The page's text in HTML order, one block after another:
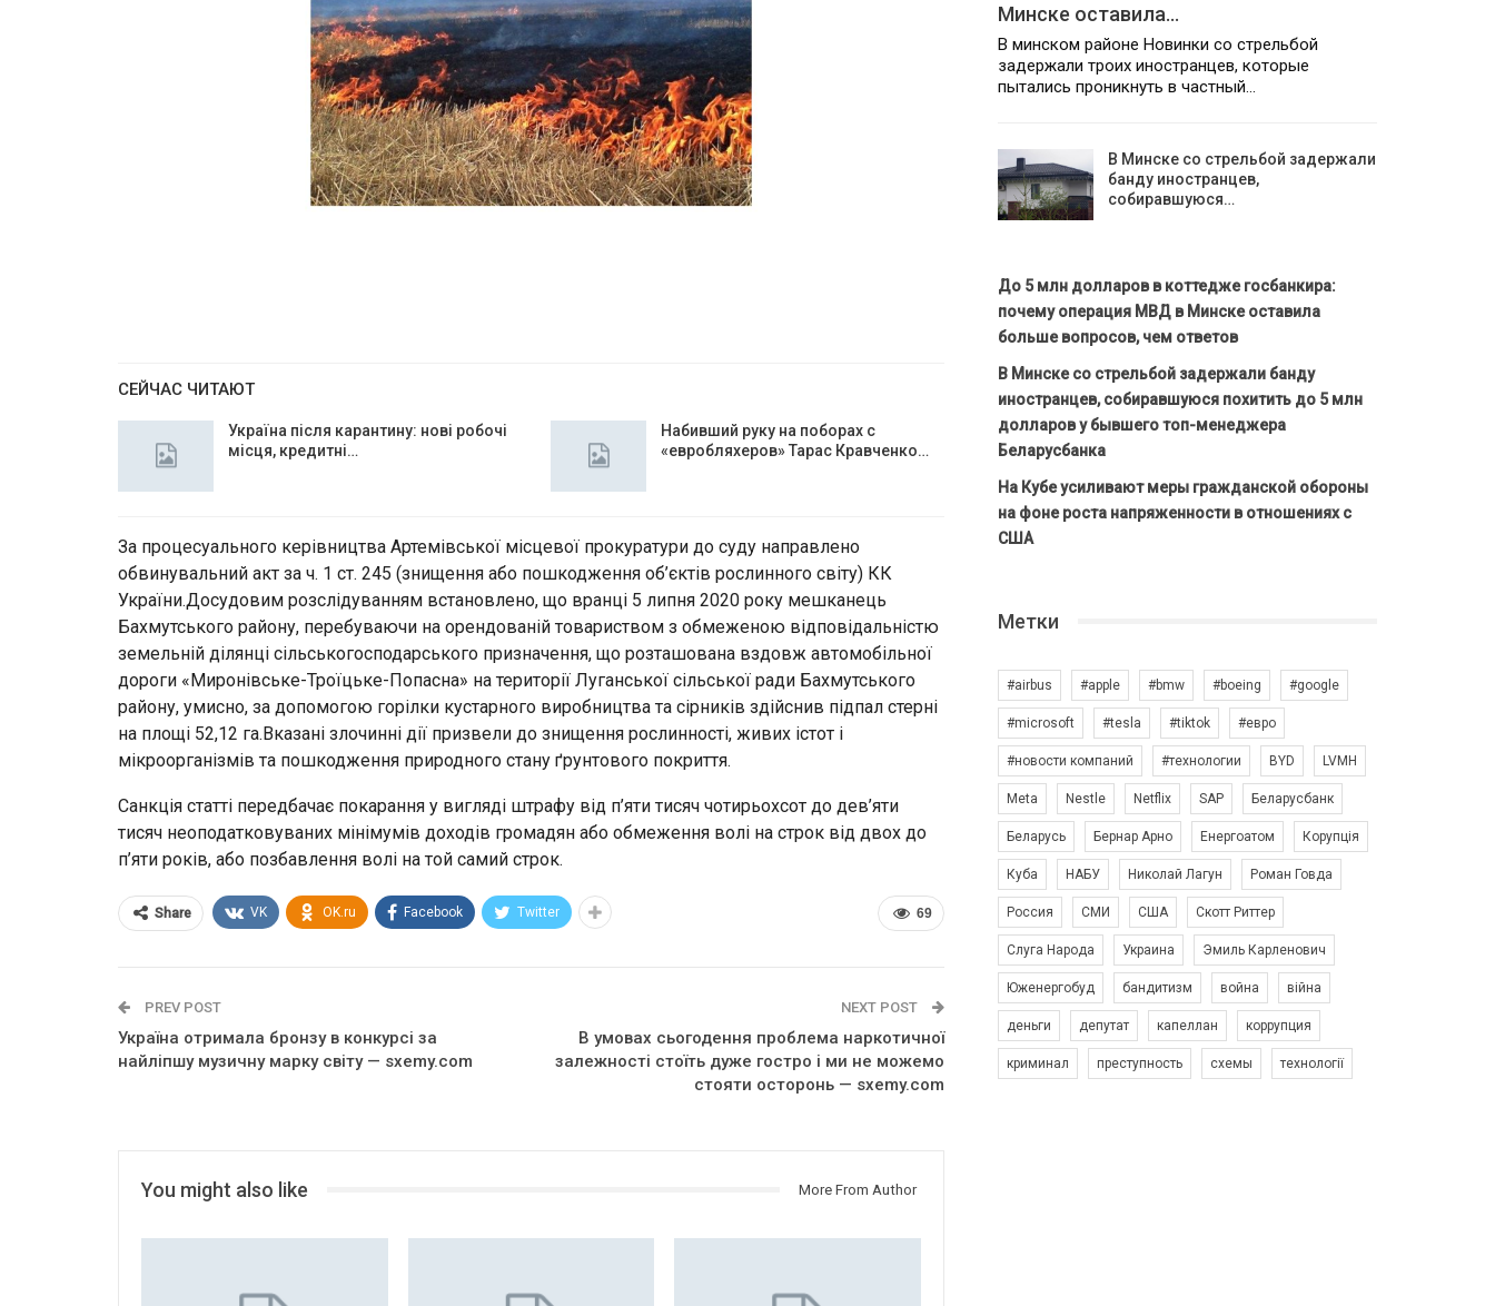
СЕЙЧАС ЧИТАЮТ
Україна після карантину: нові робочі
місця, кредитні…
Набивший руку на поборах с
«евробляхеров» Тарас Кравченко…
За процесуального керівництва Артемівської місцевої прокуратури до суду направлено
обвинувальний акт за ч. 1 ст. 245 (знищення або пошкодження об’єктів рослинного світу) КК
України.Досудовим розслідуванням встановлено, що вранці 5 липня 2020 року мешканець
Бахмутського району, перебуваючи на орендованій товариством з обмеженою відповідальністю
земельній ділянці сільськогосподарського призначення, що розташована вздовж автомобільної
дороги «Миронівське-Троїцьке-Попасна» на території Луганської сільської ради Бахмутського
району, умисно, за допомогою горілки кустарного виробництва та сірників здійснив підпал стерні
на площі 52,12 га.Вказані злочинні дії призвели до знищення рослинності, живих істот і
мікроорганізмів та пошкодження природного стану ґрунтового покриття.
Санкція статті передбачає покарання у вигляді штрафу від п’яти тисяч чотирьохсот до дев’яти
тисяч неоподатковуваних мінімумів доходів громадян або обмеження волі на строк від двох до
п’яти років, або позбавлення волі на той самий строк.
69
Share VK OK.ru Facebook Twitter
PREV POST
Україна отримала бронзу в конкурсі за
найліпшу музичну марку світу — sxemy.com
NEXT POST
В умовах сьогодення проблема наркотичної
залежності стоїть дуже гостро і ми не можемо
стояти осторонь — sxemy.com
You might also like More From Author
Минске оставила…
В минском районе Новинки со стрельбой
задержали троих иностранцев, которые
пытались проникнуть в частный…
В Минске со стрельбой задержали
банду иностранцев,
собиравшуюся…
До 5 млн долларов в коттедже госбанкира:
почему операция МВД в Минске оставила
больше вопросов, чем ответов
В Минске со стрельбой задержали банду
иностранцев, собиравшуюся похитить до 5 млн
долларов у бывшего топ-менеджера
Беларусбанка
На Кубе усиливают меры гражданской обороны
на фоне роста напряженности в отношениях с
США
Метки
#airbus #apple #bmw #boeing #google
#microsoft #tesla #tiktok #евро
#новости компаний #технологии BYD LVMH
Meta Nestle Netflix SAP Беларусбанк
Беларусь Бернар Арно Енергоатом Корупція
Куба НАБУ Николай Лагун Роман Говда
Россия СМИ США Скотт Риттер
Слуга Народа Украина Эмиль Карленович
Юженергобуд бандитизм война війна
деньги депутат капеллан коррупция
криминал преступность схемы технології